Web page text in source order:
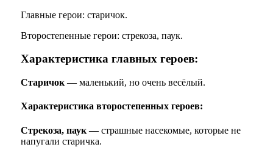
Главные герои: старичок.
Второстепенные герои: стрекоза, паук.
Характеристика главных героев:
Старичок— маленький, но очень весёлый.
Характеристика второстепенных героев:
Стрекоза, паук— страшные насекомые, которые не
напугали старичка.